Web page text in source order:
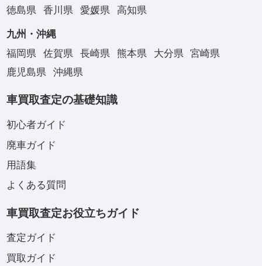
徳島県
香川県 愛媛県 高知県
九州・沖縄
福岡県
佐賀県 長崎県 熊本県 大分県
宮崎県
鹿児島県
沖縄県
車買取査定の基礎知識
初心者ガイド
廃車ガイド
用語集
よくある質問
車買取査定お役立ちガイド
査定ガイド
買取ガイド